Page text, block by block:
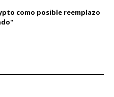
como posible reemplazo